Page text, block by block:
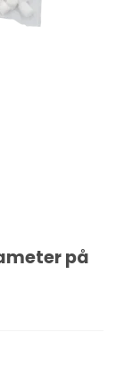
på